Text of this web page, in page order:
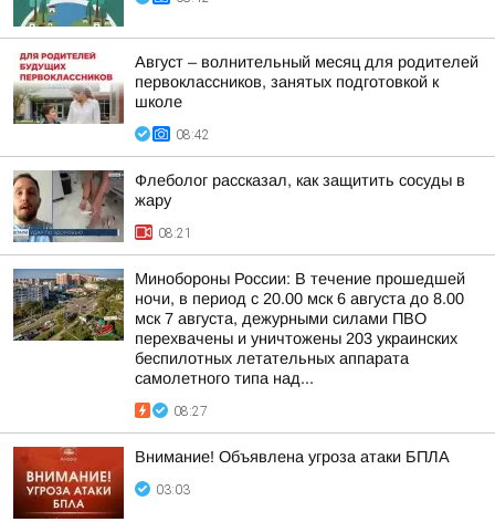
Август – волнительный месяц для родителей
первоклассников, занятых подготовкой к
школе
08:42
Флеболог рассказал, как защитить сосуды в
жару
08:21
Минобороны России: В течение прошедшей
ночи, в период с 20.00 мск 6 августа до 8.00
мск 7 августа, дежурными силами ПВО
перехвачены и уничтожены 203 украинских
беспилотных летательных аппарата
самолетного типа над...
08:27
Внимание! Объявлена угроза атаки БПЛА
03:03